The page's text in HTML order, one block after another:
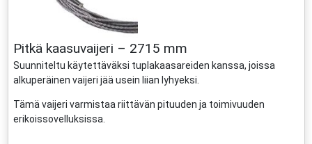
Pitkä kaasuvaijeri – 2715 mm
Suunniteltu käytettäväksi tuplakaasareiden kanssa, joissa
alkuperäinen vaijeri jää usein liian lyhyeksi.
Tämä vaijeri varmistaa riittävän pituuden ja toimivuuden
erikoissovelluksissa.